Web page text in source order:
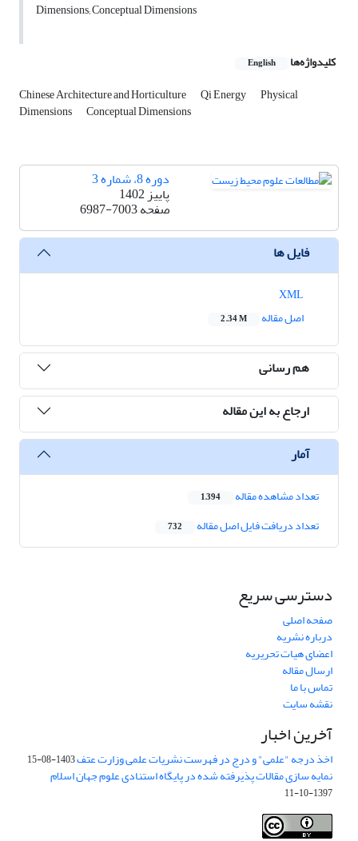
Dimensions; Conceptual Dimensions
کلیدواژه‌ها English
Chinese Architecture and Horticulture Qi Energy Physical
Dimensions Conceptual Dimensions
دوره 8، شماره 3
پاییز 1402
صفحه6987-7003
فایل ها
اصل مقاله
2.34 M
هم رسانی
ارجاع به این مقاله
آمار
تعداد مشاهده مقاله 1,394
تعداد دریافت فایل اصل مقاله 732
دسترسی سریع
صفحه اصلی
درباره نشریه
اعضای هیات تحریریه
ارسال مقاله
تماس با ما
نقشه سایت
آخرین اخبار
اخذ درجه "علمی" و درج در فهرست نشریات علمی وزارت عتف1403-08-15
نمایه سازی مقالات پذیرفته شده در پایگاه استنادی علوم جهان اسلام
1397-10-11